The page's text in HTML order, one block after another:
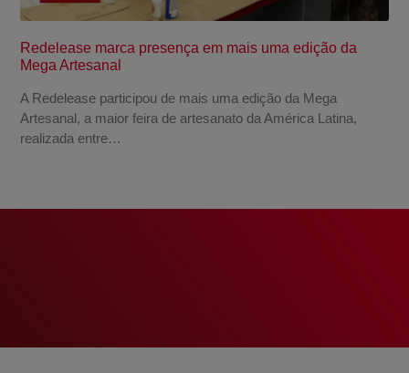
Redelease marca presença em mais uma edição da
Mega Artesanal
A Redelease participou de mais uma edição da Mega
Artesanal, a maior feira de artesanato da América Latina,
realizada entre…